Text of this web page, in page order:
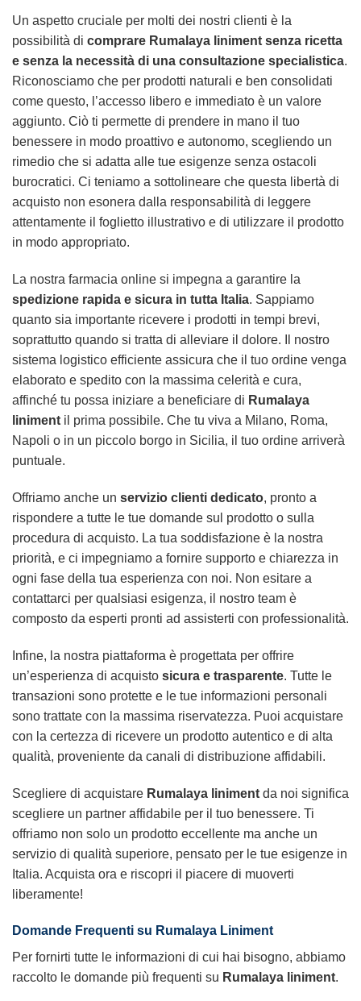
Un aspetto cruciale per molti dei nostri clienti è la
possibilità di comprare Rumalaya liniment senza ricetta
e senza la necessità di una consultazione specialistica.
Riconosciamo che per prodotti naturali e ben consolidati
come questo, l’accesso libero e immediato è un valore
aggiunto. Ciò ti permette di prendere in mano il tuo
benessere in modo proattivo e autonomo, scegliendo un
rimedio che si adatta alle tue esigenze senza ostacoli
burocratici. Ci teniamo a sottolineare che questa libertà di
acquisto non esonera dalla responsabilità di leggere
attentamente il foglietto illustrativo e di utilizzare il prodotto
in modo appropriato.
La nostra farmacia online si impegna a garantire la
spedizione rapida e sicura in tutta Italia. Sappiamo
quanto sia importante ricevere i prodotti in tempi brevi,
soprattutto quando si tratta di alleviare il dolore. Il nostro
sistema logistico efficiente assicura che il tuo ordine venga
elaborato e spedito con la massima celerità e cura,
affinché tu possa iniziare a beneficiare di Rumalaya
liniment il prima possibile. Che tu viva a Milano, Roma,
Napoli o in un piccolo borgo in Sicilia, il tuo ordine arriverà
puntuale.
Offriamo anche un servizio clienti dedicato, pronto a
rispondere a tutte le tue domande sul prodotto o sulla
procedura di acquisto. La tua soddisfazione è la nostra
priorità, e ci impegniamo a fornire supporto e chiarezza in
ogni fase della tua esperienza con noi. Non esitare a
contattarci per qualsiasi esigenza, il nostro team è
composto da esperti pronti ad assisterti con professionalità.
Infine, la nostra piattaforma è progettata per offrire
un’esperienza di acquisto sicura e trasparente. Tutte le
transazioni sono protette e le tue informazioni personali
sono trattate con la massima riservatezza. Puoi acquistare
con la certezza di ricevere un prodotto autentico e di alta
qualità, proveniente da canali di distribuzione affidabili.
Scegliere di acquistare Rumalaya liniment da noi significa
scegliere un partner affidabile per il tuo benessere. Ti
offriamo non solo un prodotto eccellente ma anche un
servizio di qualità superiore, pensato per le tue esigenze in
Italia. Acquista ora e riscopri il piacere di muoverti
liberamente!
Domande Frequenti su Rumalaya Liniment
Per fornirti tutte le informazioni di cui hai bisogno, abbiamo
raccolto le domande più frequenti su Rumalaya liniment.